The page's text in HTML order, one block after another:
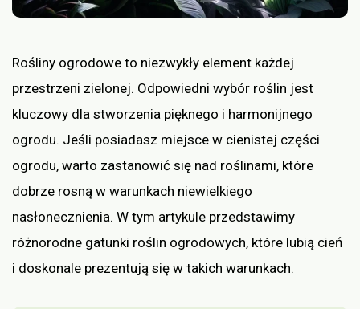
Rośliny ogrodowe to niezwykły element każdej
przestrzeni zielonej. Odpowiedni wybór roślin jest
kluczowy dla stworzenia pięknego i harmonijnego
ogrodu. Jeśli posiadasz miejsce w cienistej części
ogrodu, warto zastanowić się nad roślinami, które
dobrze rosną w warunkach niewielkiego
nasłonecznienia. W tym artykule przedstawimy
różnorodne gatunki roślin ogrodowych, które lubią cień
i doskonale prezentują się w takich warunkach.